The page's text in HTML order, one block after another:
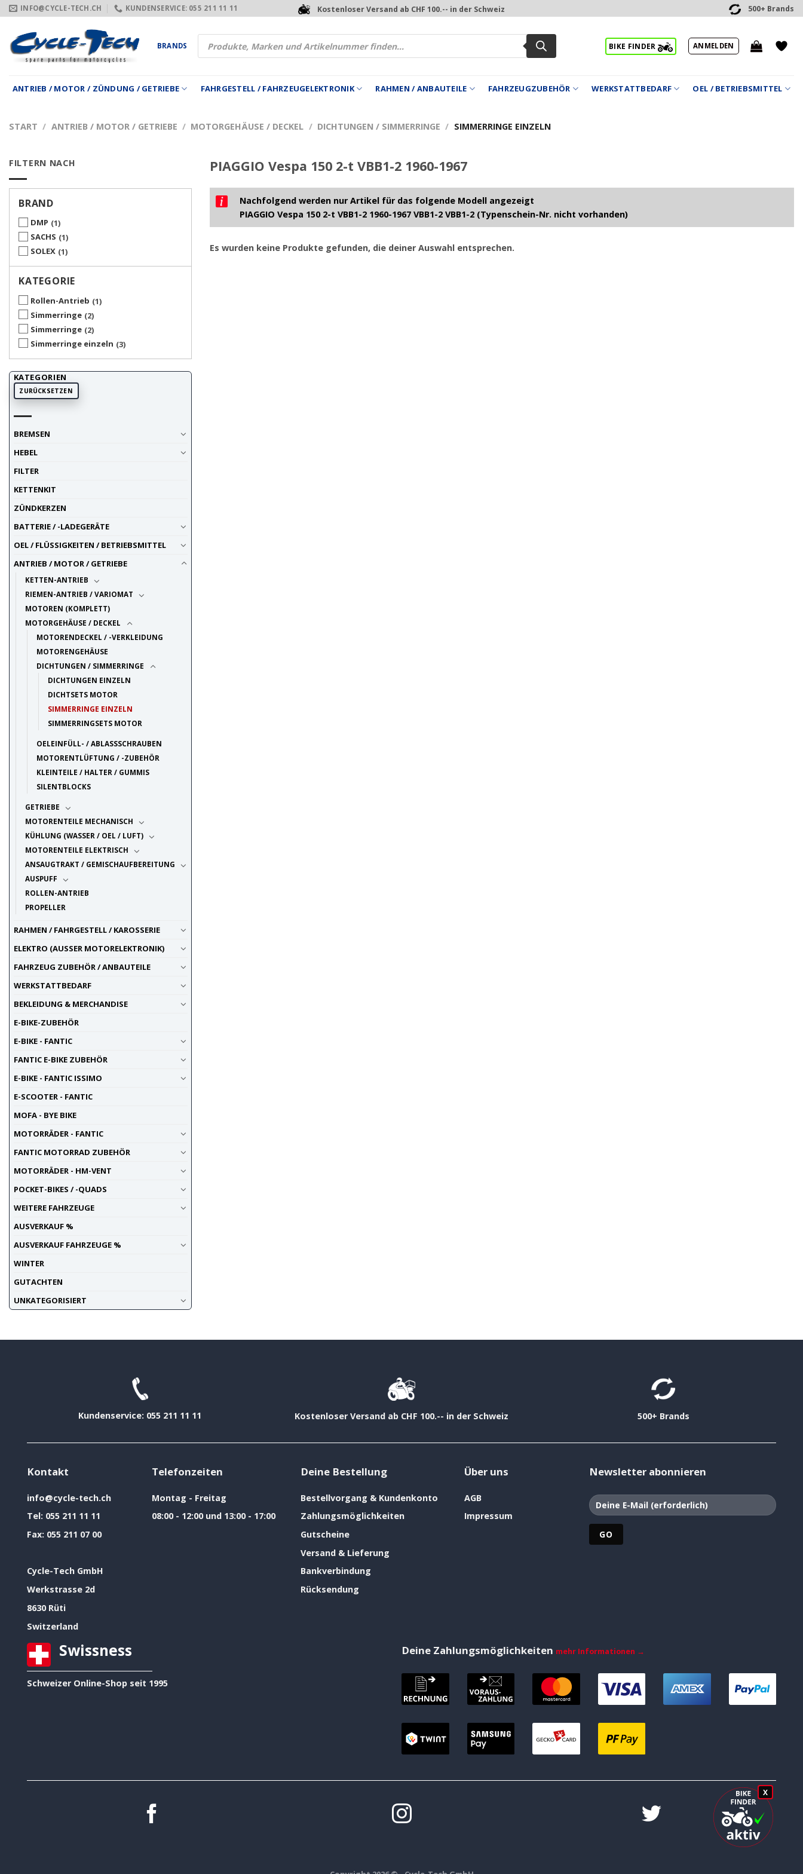
Zum
Inhalt
springen
INFO@CYCLE-TECH.CH KUNDENSERVICE: 055 211 11 11 Kostenloser Versand ab CHF 100.-- in der Schweiz 500+ Brands
BRANDS
Products
search
BIKE FINDER ANMELDEN
ANTRIEB / MOTOR / ZÜNDUNG / GETRIEBE FAHRGESTELL / FAHRZEUGELEKTRONIK RAHMEN / ANBAUTEILE FAHRZEUGZUBEHÖR WERKSTATTBEDARF OEL / BETRIEBSMITTEL
START / ANTRIEB / MOTOR / GETRIEBE / MOTORGEHÄUSE / DECKEL / DICHTUNGEN / SIMMERRINGE / SIMMERRINGE EINZELN
FILTERN NACH
BRAND
DMP 1
SACHS 1
SOLEX 1
KATEGORIE
Rollen-Antrieb 1
Simmerringe 2
Simmerringe 2
Simmerringe einzeln 3
KATEGORIEN
ZURÜCKSETZEN
BREMSEN
HEBEL
FILTER
KETTENKIT
ZÜNDKERZEN
BATTERIE / -LADEGERÄTE
OEL / FLÜSSIGKEITEN / BETRIEBSMITTEL
ANTRIEB / MOTOR / GETRIEBE
KETTEN-ANTRIEB
RIEMEN-ANTRIEB / VARIOMAT
MOTOREN (KOMPLETT)
MOTORGEHÄUSE / DECKEL
MOTORENDECKEL / -VERKLEIDUNG
MOTORENGEHÄUSE
DICHTUNGEN / SIMMERRINGE
DICHTUNGEN EINZELN
DICHTSETS MOTOR
SIMMERRINGE EINZELN
SIMMERRINGSETS MOTOR
OELEINFÜLL- / ABLASSSCHRAUBEN
MOTORENTLÜFTUNG / -ZUBEHÖR
KLEINTEILE / HALTER / GUMMIS
SILENTBLOCKS
GETRIEBE
MOTORENTEILE MECHANISCH
KÜHLUNG (WASSER / OEL / LUFT)
MOTORENTEILE ELEKTRISCH
ANSAUGTRAKT / GEMISCHAUFBEREITUNG
AUSPUFF
ROLLEN-ANTRIEB
PROPELLER
RAHMEN / FAHRGESTELL / KAROSSERIE
ELEKTRO (AUSSER MOTORELEKTRONIK)
FAHRZEUG ZUBEHÖR / ANBAUTEILE
WERKSTATTBEDARF
BEKLEIDUNG & MERCHANDISE
E-BIKE-ZUBEHÖR
E-BIKE - FANTIC
FANTIC E-BIKE ZUBEHÖR
E-BIKE - FANTIC ISSIMO
E-SCOOTER - FANTIC
MOFA - BYE BIKE
MOTORRÄDER - FANTIC
FANTIC MOTORRAD ZUBEHÖR
MOTORRÄDER - HM-VENT
POCKET-BIKES / -QUADS
WEITERE FAHRZEUGE
AUSVERKAUF %
AUSVERKAUF FAHRZEUGE %
WINTER
GUTACHTEN
UNKATEGORISIERT
PIAGGIO Vespa 150 2-t VBB1-2 1960-1967
X
Nachfolgend werden nur Artikel für das folgende Modell angezeigt
PIAGGIO Vespa 150 2-t VBB1-2 1960-1967 VBB1-2 VBB1-2 (Typenschein-Nr. nicht vorhanden)
Es wurden keine Produkte gefunden, die deiner Auswahl entsprechen.
Kundenservice: 055 211 11 11 Kostenloser Versand ab CHF 100.-- in der Schweiz 500+ Brands
Kontakt
info@cycle-tech.ch
Tel: 055 211 11 11
Fax: 055 211 07 00
Cycle-Tech GmbH
Werkstrasse 2d
8630 Rüti
Switzerland
Telefonzeiten
Montag - Freitag
08:00 - 12:00 und 13:00 - 17:00
Deine Bestellung
Bestellvorgang & Kundenkonto
Zahlungsmöglichkeiten
Gutscheine
Versand & Lieferung
Bankverbindung
Rücksendung
Über uns
AGB
Impressum
Newsletter abonnieren
Swissness
Schweizer Online-Shop seit 1995
Deine Zahlungsmöglichkeiten mehr Informationen →